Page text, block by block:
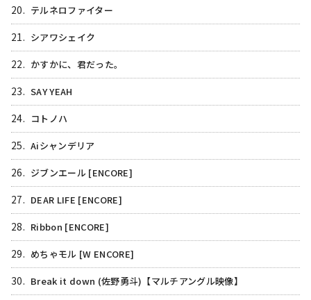
20. テルネロファイター
21. シアワシェイク
22. かすかに、君だった。
23. SAY YEAH
24. コトノハ
25. Aiシャンデリア
26. ジブンエール [ENCORE]
27. DEAR LIFE [ENCORE]
28. Ribbon [ENCORE]
29. めちゃモル [W ENCORE]
30. Break it down (佐野勇斗)【マルチアングル映像】